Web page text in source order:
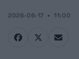
2026-06-17 11:00